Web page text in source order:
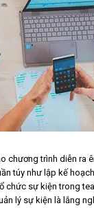
chương trình diễn ra
túy như lập kế
chức sự kiện trong
lý sự kiện là lắng